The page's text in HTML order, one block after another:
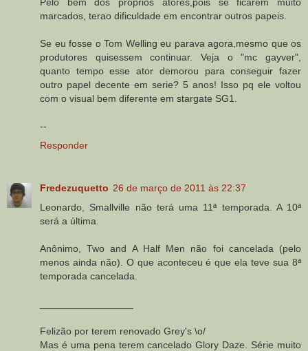
marcados, terao dificuldade em encontrar outros papeis.
Se eu fosse o Tom Welling eu parava agora,mesmo que os
produtores quisessem continuar. Veja o "mc gayver",
quanto tempo esse ator demorou para conseguir fazer
outro papel decente em serie? 5 anos! Isso pq ele voltou
com o visual bem diferente em stargate SG1.
--
Responder
Fredezuquetto 26 de março de 2011 às 22:37
Leonardo, Smallville não terá uma 11ª temporada. A 10ª
será a última.
Anônimo, Two and A Half Men não foi cancelada (pelo
menos ainda não). O que aconteceu é que ela teve sua 8ª
temporada cancelada.
Felizão por terem renovado Grey's \o/
Mas é uma pena terem cancelado Glory Daze. Série muito